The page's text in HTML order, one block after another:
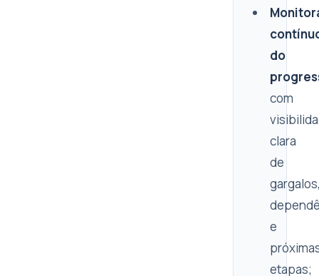
do
com
clara
de
e
etapas;